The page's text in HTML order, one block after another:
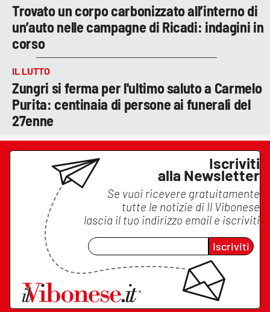
Trovato un corpo carbonizzato all’interno di
un’auto nelle campagne di Ricadi: indagini in
corso
IL LUTTO
Zungri si ferma per l'ultimo saluto a Carmelo
Purita: centinaia di persone ai funerali del
27enne
Iscriviti
alla Newsletter
Se vuoi ricevere gratuitamente
tutte le notizie di Il Vibonese
lascia il tuo indirizzo email e iscriviti
Iscriviti